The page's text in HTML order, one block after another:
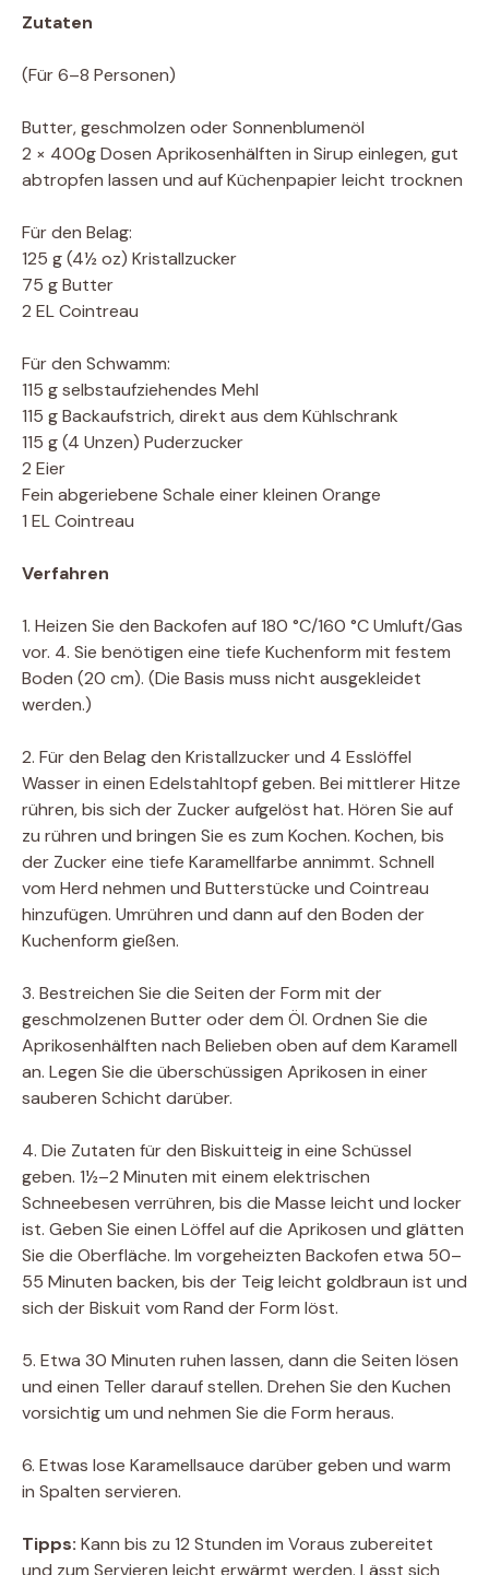
Zutaten
(Für 6–8 Personen)
Butter, geschmolzen oder Sonnenblumenöl
2 × 400g Dosen Aprikosenhälften in Sirup einlegen, gut
abtropfen lassen und auf Küchenpapier leicht trocknen
Für den Belag:
125 g (4½ oz) Kristallzucker
75 g Butter
2 EL Cointreau
Für den Schwamm:
115 g selbstaufziehendes Mehl
115 g Backaufstrich, direkt aus dem Kühlschrank
115 g (4 Unzen) Puderzucker
2 Eier
Fein abgeriebene Schale einer kleinen Orange
1 EL Cointreau
Verfahren
1. Heizen Sie den Backofen auf 180 °C/160 °C Umluft/Gas
vor. 4. Sie benötigen eine tiefe Kuchenform mit festem
Boden (20 cm). (Die Basis muss nicht ausgekleidet
werden.)
2. Für den Belag den Kristallzucker und 4 Esslöffel
Wasser in einen Edelstahltopf geben. Bei mittlerer Hitze
rühren, bis sich der Zucker aufgelöst hat. Hören Sie auf
zu rühren und bringen Sie es zum Kochen. Kochen, bis
der Zucker eine tiefe Karamellfarbe annimmt. Schnell
vom Herd nehmen und Butterstücke und Cointreau
hinzufügen. Umrühren und dann auf den Boden der
Kuchenform gießen.
3. Bestreichen Sie die Seiten der Form mit der
geschmolzenen Butter oder dem Öl. Ordnen Sie die
Aprikosenhälften nach Belieben oben auf dem Karamell
an. Legen Sie die überschüssigen Aprikosen in einer
sauberen Schicht darüber.
4. Die Zutaten für den Biskuitteig in eine Schüssel
geben. 1½–2 Minuten mit einem elektrischen
Schneebesen verrühren, bis die Masse leicht und locker
ist. Geben Sie einen Löffel auf die Aprikosen und glätten
Sie die Oberfläche. Im vorgeheizten Backofen etwa 50–
55 Minuten backen, bis der Teig leicht goldbraun ist und
sich der Biskuit vom Rand der Form löst.
5. Etwa 30 Minuten ruhen lassen, dann die Seiten lösen
und einen Teller darauf stellen. Drehen Sie den Kuchen
vorsichtig um und nehmen Sie die Form heraus.
6. Etwas lose Karamellsauce darüber geben und warm
in Spalten servieren.
Tipps: Kann bis zu 12 Stunden im Voraus zubereitet
und zum Servieren leicht erwärmt werden. Lässt sich